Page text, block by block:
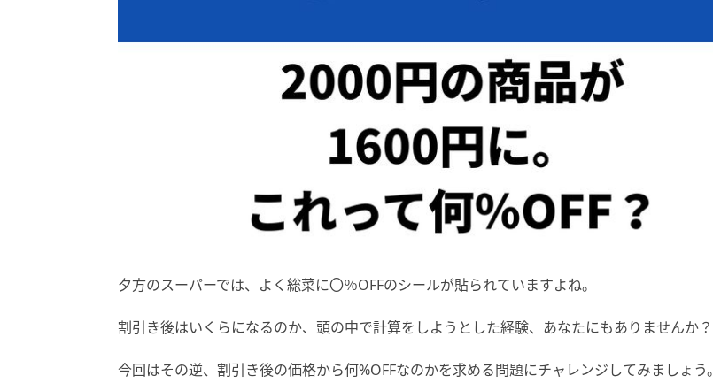
夕方のスーパーでは、よく総菜に〇％OFFのシールが貼られていますよね。
割引き後はいくらになるのか、頭の中で計算をしようとした経験、あなたにもありませんか？
今回はその逆、割引き後の価格から何%OFFなのかを求める問題にチャレンジしてみましょう。